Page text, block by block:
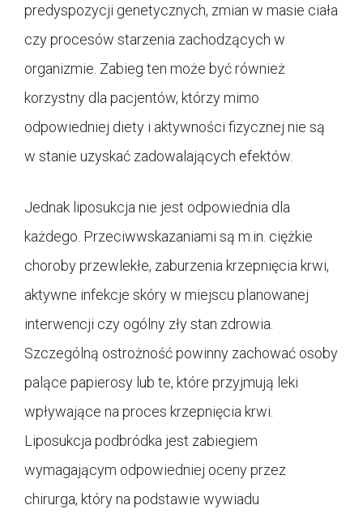
predyspozycji genetycznych, zmian w masie ciała
czy procesów starzenia zachodzących w
organizmie. Zabieg ten może być również
korzystny dla pacjentów, którzy mimo
odpowiedniej diety i aktywności fizycznej nie są
w stanie uzyskać zadowalających efektów.
Jednak liposukcja nie jest odpowiednia dla
każdego. Przeciwwskazaniami są m.in. ciężkie
choroby przewlekłe, zaburzenia krzepnięcia krwi,
aktywne infekcje skóry w miejscu planowanej
interwencji czy ogólny zły stan zdrowia.
Szczególną ostrożność powinny zachować osoby
palące papierosy lub te, które przyjmują leki
wpływające na proces krzepnięcia krwi.
Liposukcja podbródka jest zabiegiem
wymagającym odpowiedniej oceny przez
chirurga, który na podstawie wywiadu